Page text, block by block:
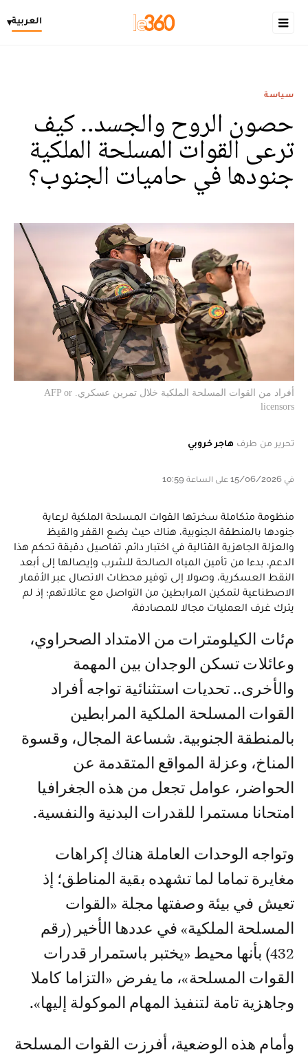
العربية▾
سياسة
حصون الروح والجسد.. كيف
ترعى القوات المسلحة الملكية
جنودها في حاميات الجنوب؟
أفراد من القوات المسلحة الملكية خلال تمرين عسكري. AFP or
licensors
تحرير من طرف هاجر خروبي
في 15/06/2026 على الساعة 10:59
منظومة متكاملة سخرتها القوات المسلحة الملكية لرعاية
جنودها بالمنطقة الجنوبية، هناك حيث يضع القفر والقيظ
والعزلة الجاهزية القتالية في اختبار دائم. تفاصيل دقيقة تحكم هذا
الدعم، بدءا من تأمين المياه الصالحة للشرب وإيصالها إلى أبعد
النقط العسكرية، وصولا إلى توفير محطات الاتصال عبر الأقمار
الاصطناعية لتمكين المرابطين من التواصل مع عائلاتهم؛ إذ لم
يترك غرف العمليات مجالا للمصادفة.
مئات الكيلومترات من الامتداد الصحراوي،
وعائلات تسكن الوجدان بين المهمة
والأخرى.. تحديات استثنائية تواجه أفراد
القوات المسلحة الملكية المرابطين
بالمنطقة الجنوبية. شساعة المجال، وقسوة
المناخ، وعزلة المواقع المتقدمة عن
الحواضر، عوامل تجعل من هذه الجغرافيا
امتحانا مستمرا للقدرات البدنية والنفسية.
وتواجه الوحدات العاملة هناك إكراهات
مغايرة تماما لما تشهده بقية المناطق؛ إذ
تعيش في بيئة وصفتها مجلة «القوات
المسلحة الملكية» في عددها الأخير (رقم
432) بأنها محيط «يختبر باستمرار قدرات
القوات المسلحة»، ما يفرض «التزاما كاملا
وجاهزية تامة لتنفيذ المهام الموكولة إليها».
وأمام هذه الوضعية، أفرزت القوات المسلحة